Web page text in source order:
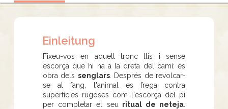
Einleitung
Fixeu-vos en aquell tronc llis i sense
escorça que hi ha a la dreta del camí: és
obra dels senglars. Després de revolcar-
se al fang, l'animal es frega contra
superfícies rugoses com l'escorça del pi
per completar el seu ritual de neteja